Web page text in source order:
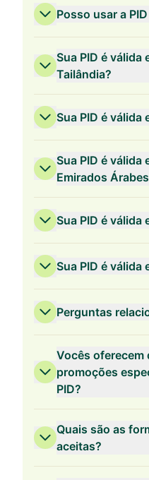
Posso usar a
Sua PID é válida
Tailândia?
Sua PID é válida
Sua PID é válida
Emirados
Sua PID é válida
Sua PID é válida
Perguntas
Vocês oferecem
promoções
PID?
Quais são as
aceitas?